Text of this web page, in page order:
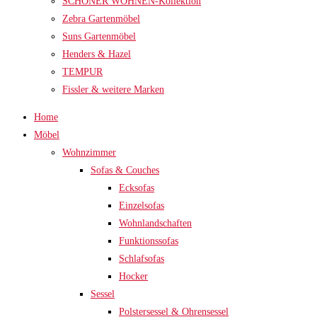
Zebra Gartenmöbel
Suns Gartenmöbel
Henders & Hazel
TEMPUR
Fissler & weitere Marken
Home
Möbel
Wohnzimmer
Sofas & Couches
Ecksofas
Einzelsofas
Wohnlandschaften
Funktionssofas
Schlafsofas
Hocker
Sessel
Polstersessel & Ohrensessel